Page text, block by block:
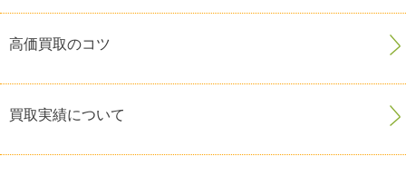
高価買取のコツ
買取実績について